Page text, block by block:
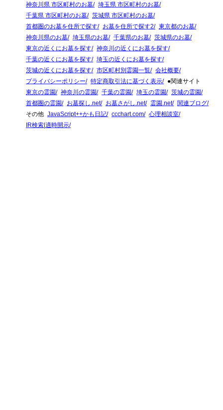
神奈川県 市区町村のお墓
埼玉県 市区町村のお墓
千葉県 市区町村のお墓
茨城県 市区町村のお墓
首都圏のお墓を住所で探す
お墓を住所で探す2
東京都のお墓
神奈川県のお墓
埼玉県のお墓 千葉県のお墓
茨城県のお墓
東京の近くにお墓を探す
神奈川の近くにお墓を探す
千葉の近くにお墓を探す
埼玉の近くにお墓を探す
茨城の近くにお墓を探す
市区町村別霊園一覧
会社概要
プライバシーポリシー
特定商取引法に基づく表示
●関連サイト
東京の霊園
神奈川の霊園 千葉の霊園 埼玉の霊園
茨城の霊園
首都圏の霊園
お墓探し.net お墓さがし.net 霊園.net
関連ブログ
その他 JavaScript++かも日記 ccchart.com
心理相談室
IR検索|適時開示